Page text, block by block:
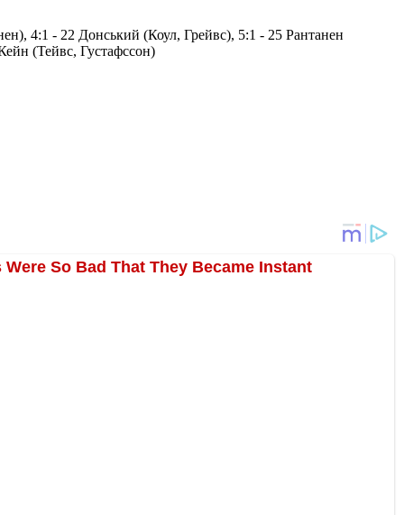
4:1 - 22 Донський (Коул, Грейвс), 5:1 - 25 Рантанен
(Тейвс, Густафссон)